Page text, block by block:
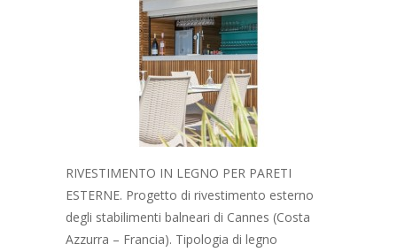
RIVESTIMENTO IN LEGNO PER PARETI
ESTERNE. Progetto di rivestimento esterno
degli stabilimenti balneari di Cannes (Costa
Azzurra – Francia). Tipologia di legno